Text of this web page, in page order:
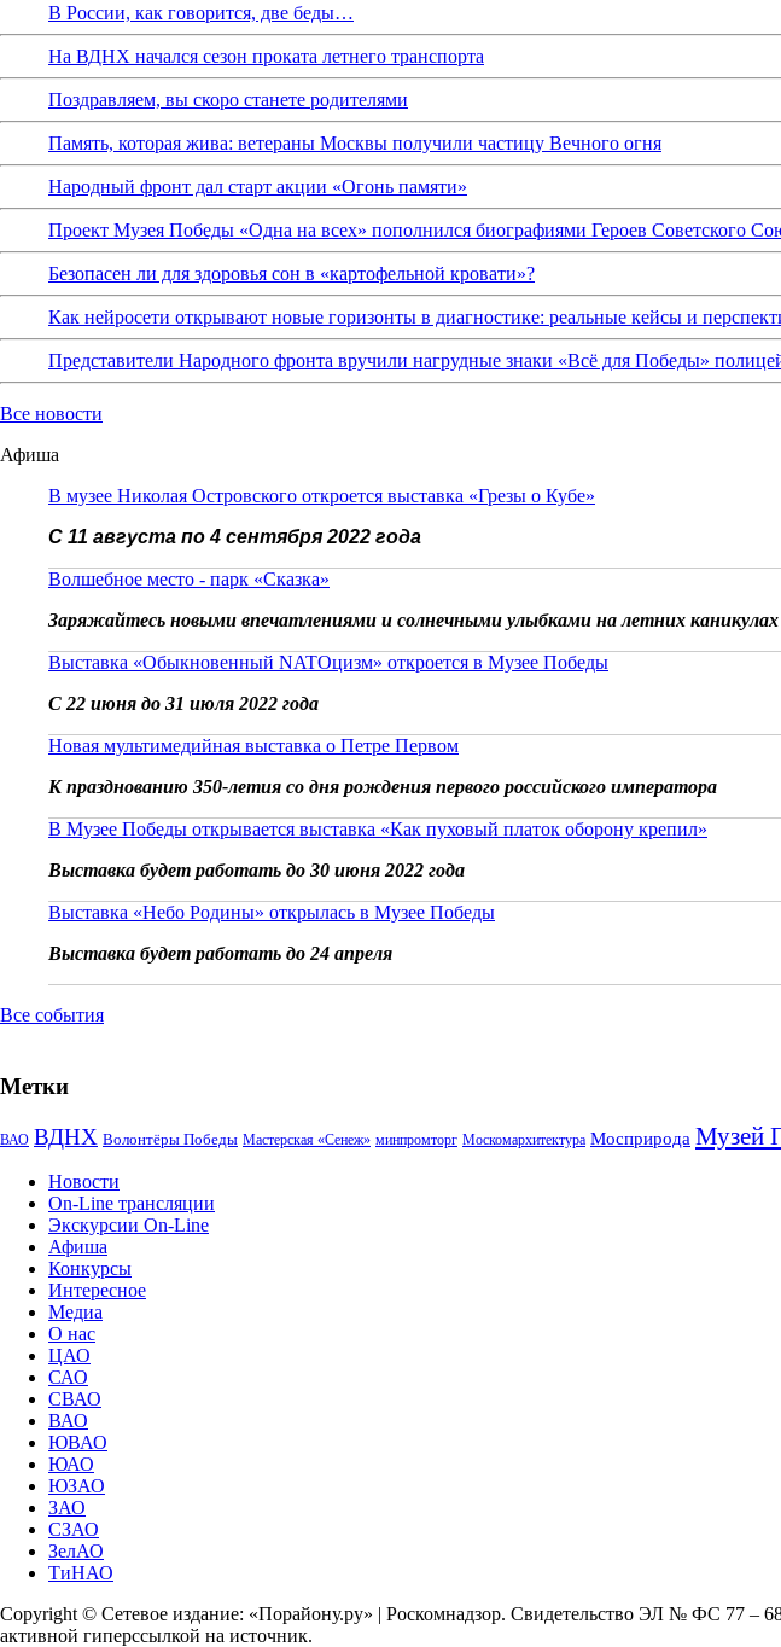
В России, как говорится, две беды…
На ВДНХ начался сезон проката летнего транспорта
Поздравляем, вы скоро станете родителями
Память, которая жива: ветераны Москвы получили частицу Вечного огня
Народный фронт дал старт акции «Огонь памяти»
Проект Музея Победы «Одна на всех» пополнился биографиями Героев Советского
Безопасен ли для здоровья сон в «картофельной кровати»?
Как нейросети открывают новые горизонты в диагностике: реальные кейсы и
Представители Народного фронта вручили нагрудные знаки «Всё для Победы»
Все новости
Афиша
В музее Николая Островского откроется выставка «Грезы о Кубе»
С 11 августа по 4 сентября 2022 года
Волшебное место - парк «Сказка»
Заряжайтесь новыми впечатлениями и солнечными улыбками на летних каникулах
Выставка «Обыкновенный NATOцизм» откроется в Музее Победы
С 22 июня до 31 июля 2022 года
Новая мультимедийная выставка о Петре Первом
К празднованию 350-летия со дня рождения первого российского императора
В Музее Победы открывается выставка «Как пуховый платок оборону крепил»
Выставка будет работать до 30 июня 2022 года
Выставка «Небо Родины» открылась в Музее Победы
Выставка будет работать до 24 апреля
Все события
Метки
ВАО ВДНХ Волонтёры Победы Мастерская «Сенеж» минпромторг Москомархитектура Мосприрода Музей
Новости
On-Line трансляции
Экскурсии On-Line
Афиша
Конкурсы
Интересное
Медиа
О нас
ЦАО
САО
СВАО
ВАО
ЮВАО
ЮАО
ЮЗАО
ЗАО
СЗАО
ЗелАО
ТиНАО
Copyright © Сетевое издание: «Порайону.ру» | Роскомнадзор. Свидетельство ЭЛ № ФС 77 –
активной гиперссылкой на источник.